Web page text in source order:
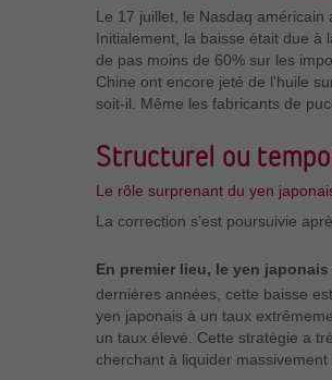
Le 17 juillet, le Nasdaq
Initialement, la baisse était due à
de pas moins de 60% sur les
Chine ont encore jeté de l'huile
soit-il. Même les fabricants de
Structurel ou
Le rôle surprenant du yen
La correction s’est poursuivie
En premier lieu, le yen
dernières années, cette baisse
yen japonais à un taux
un taux élevé. Cette stratégie a
cherchant à liquider